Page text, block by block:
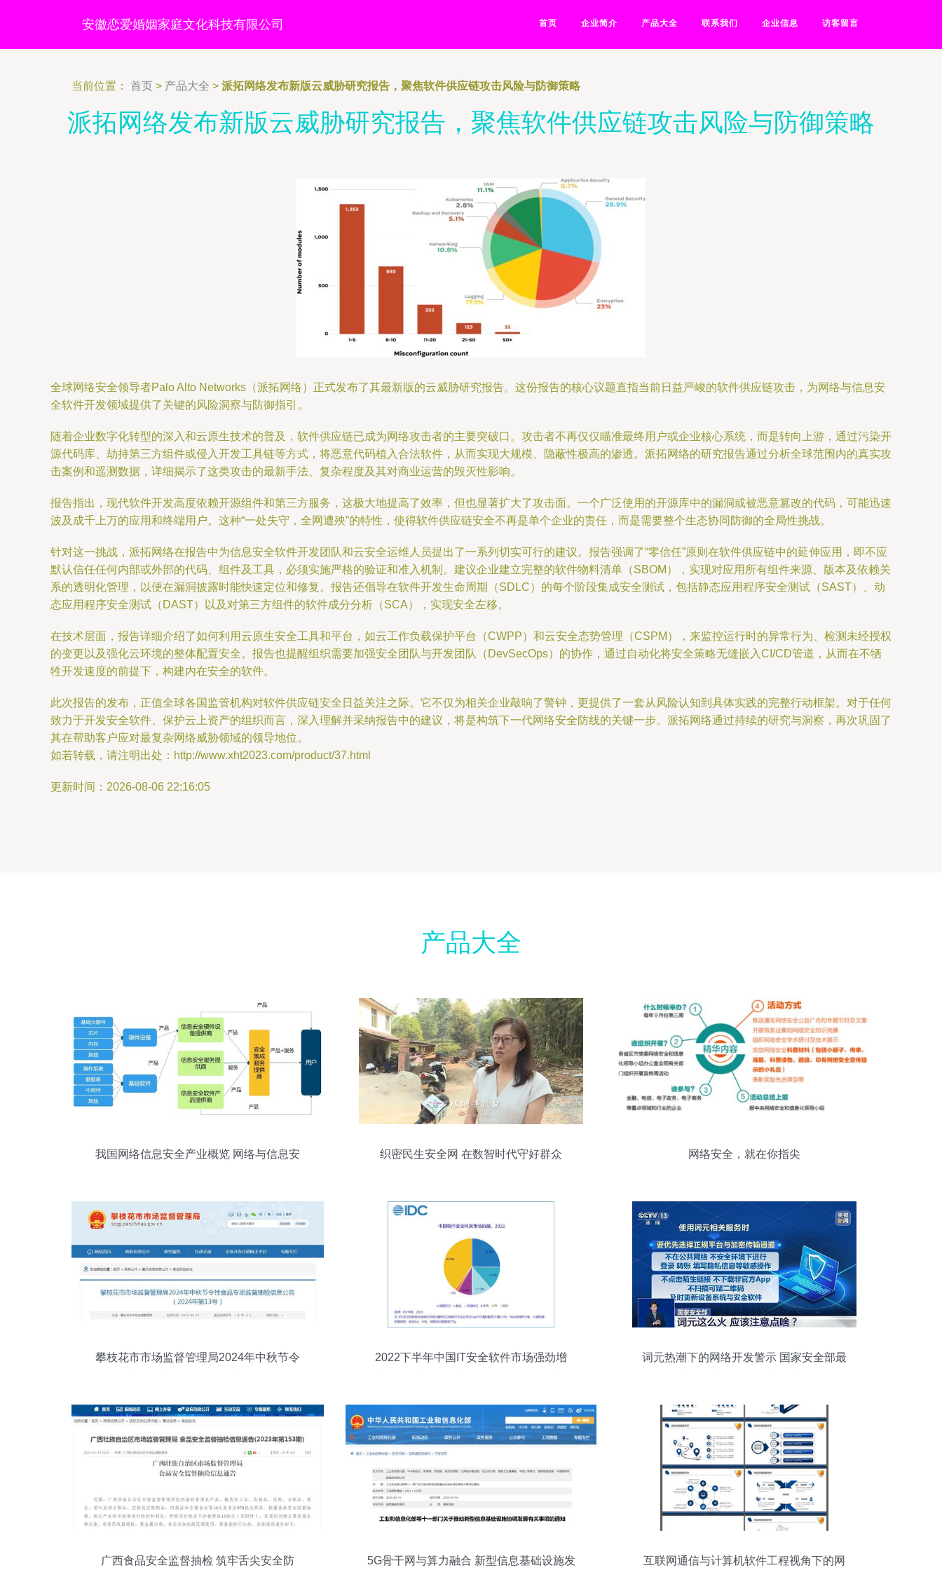
安徽恋爱婚姻家庭文化科技有限公司 首页 企业简介 产品大全 联系我们 企业信息 访客留言
当前位置： 首页 > 产品大全 > 派拓网络发布新版云威胁研究报告，聚焦软件供应链攻击风险与防御策略
派拓网络发布新版云威胁研究报告，聚焦软件供应链攻击风险与防御策略
全球网络安全领导者Palo Alto Networks（派拓网络）正式发布了其最新版的云威胁研究报告。这份报告的核心议题直指当前日益严峻的软件供应链攻击，为网络与信息安
全软件开发领域提供了关键的风险洞察与防御指引。
随着企业数字化转型的深入和云原生技术的普及，软件供应链已成为网络攻击者的主要突破口。攻击者不再仅仅瞄准最终用户或企业核心系统，而是转向上游，通过污染开
源代码库、劫持第三方组件或侵入开发工具链等方式，将恶意代码植入合法软件，从而实现大规模、隐蔽性极高的渗透。派拓网络的研究报告通过分析全球范围内的真实攻
击案例和遥测数据，详细揭示了这类攻击的最新手法、复杂程度及其对商业运营的毁灭性影响。
报告指出，现代软件开发高度依赖开源组件和第三方服务，这极大地提高了效率，但也显著扩大了攻击面。一个广泛使用的开源库中的漏洞或被恶意篡改的代码，可能迅速
波及成千上万的应用和终端用户。这种“一处失守，全网遭殃”的特性，使得软件供应链安全不再是单个企业的责任，而是需要整个生态协同防御的全局性挑战。
针对这一挑战，派拓网络在报告中为信息安全软件开发团队和云安全运维人员提出了一系列切实可行的建议。报告强调了“零信任”原则在软件供应链中的延伸应用，即不应
默认信任任何内部或外部的代码、组件及工具，必须实施严格的验证和准入机制。建议企业建立完整的软件物料清单（SBOM），实现对应用所有组件来源、版本及依赖关
系的透明化管理，以便在漏洞披露时能快速定位和修复。报告还倡导在软件开发生命周期（SDLC）的每个阶段集成安全测试，包括静态应用程序安全测试（SAST）、动
态应用程序安全测试（DAST）以及对第三方组件的软件成分分析（SCA），实现安全左移。
在技术层面，报告详细介绍了如何利用云原生安全工具和平台，如云工作负载保护平台（CWPP）和云安全态势管理（CSPM），来监控运行时的异常行为、检测未经授权
的变更以及强化云环境的整体配置安全。报告也提醒组织需要加强安全团队与开发团队（DevSecOps）的协作，通过自动化将安全策略无缝嵌入CI/CD管道，从而在不牺
牲开发速度的前提下，构建内在安全的软件。
此次报告的发布，正值全球各国监管机构对软件供应链安全日益关注之际。它不仅为相关企业敲响了警钟，更提供了一套从风险认知到具体实践的完整行动框架。对于任何
致力于开发安全软件、保护云上资产的组织而言，深入理解并采纳报告中的建议，将是构筑下一代网络安全防线的关键一步。派拓网络通过持续的研究与洞察，再次巩固了
其在帮助客户应对最复杂网络威胁领域的领导地位。
如若转载，请注明出处：http://www.xht2023.com/product/37.html
更新时间：2026-08-06 22:16:05
产品大全
我国网络信息安全产业概览 网络与信息安
织密民生安全网 在数智时代守好群众 网络安全，就在你指尖
攀枝花市市场监督管理局2024年中秋节令
2022下半年中国IT安全软件市场强劲增
词元热潮下的网络开发警示 国家安全部最
广西食品安全监督抽检 筑牢舌尖安全防
5G骨干网与算力融合 新型信息基础设施发
互联网通信与计算机软件工程视角下的网